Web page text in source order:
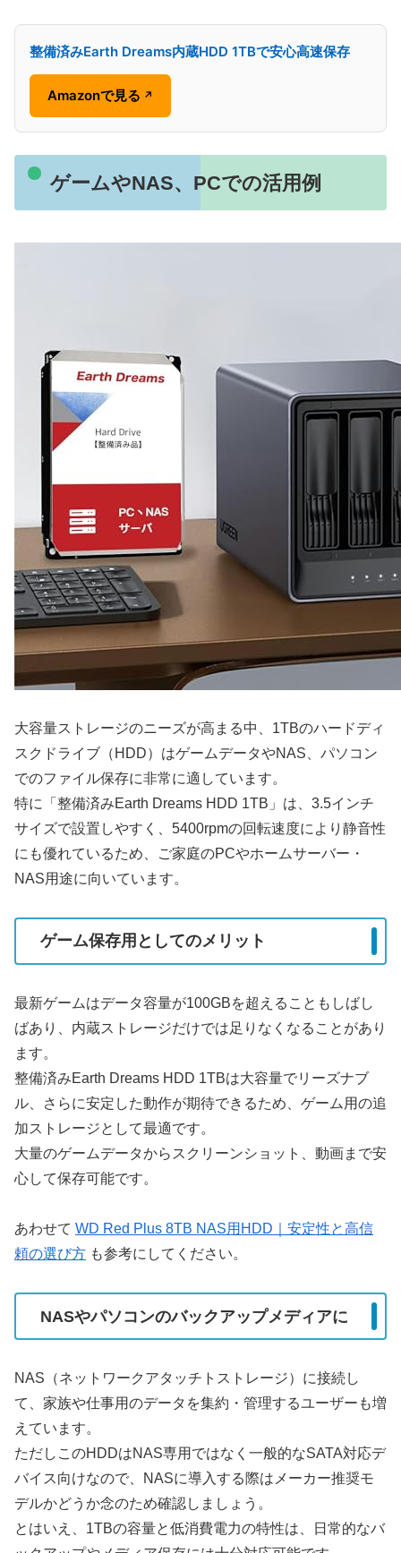
整備済みEarth Dreams内蔵HDD 1TBで安心高速保存
Amazonで見る ↗
ゲームやNAS、PCでの活用例
大容量ストレージのニーズが高まる中、1TBのハードディ
スクドライブ（HDD）はゲームデータやNAS、パソコン
でのファイル保存に非常に適しています。
特に「整備済みEarth Dreams HDD 1TB」は、3.5インチ
サイズで設置しやすく、5400rpmの回転速度により静音性
にも優れているため、ご家庭のPCやホームサーバー・
NAS用途に向いています。
ゲーム保存用としてのメリット
最新ゲームはデータ容量が100GBを超えることもしばし
ばあり、内蔵ストレージだけでは足りなくなることがあり
ます。
整備済みEarth Dreams HDD 1TBは大容量でリーズナブ
ル、さらに安定した動作が期待できるため、ゲーム用の追
加ストレージとして最適です。
大量のゲームデータからスクリーンショット、動画まで安
心して保存可能です。
あわせて WD Red Plus 8TB NAS用HDD｜安定性と高信
頼の選び方 も参考にしてください。
NASやパソコンのバックアップメディアに
NAS（ネットワークアタッチトストレージ）に接続し
て、家族や仕事用のデータを集約・管理するユーザーも増
えています。
ただしこのHDDはNAS専用ではなく一般的なSATA対応デ
バイス向けなので、NASに導入する際はメーカー推奨モ
デルかどうか念のため確認しましょう。
とはいえ、1TBの容量と低消費電力の特性は、日常的なバ